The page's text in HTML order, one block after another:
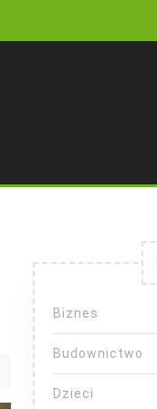
Biznes
Budownictwo
Dzieci